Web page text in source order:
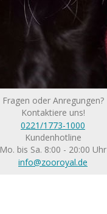
Fragen oder Anregungen?
Kontaktiere uns!
0221/1773-1000
Kundenhotline
Mo. bis Sa. 8:00 - 20:00 Uhr
info@zooroyal.de